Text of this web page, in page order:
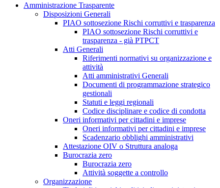
Amministrazione Trasparente
Disposizioni Generali
PIAO sottosezione Rischi corruttivi e trasparenza
PIAO sottosezione Rischi corruttivi e
trasparenza - già PTPCT
Atti Generali
Riferimenti normativi su organizzazione e
attività
Atti amministrativi Generali
Documenti di programmazione strategico
gestionali
Statuti e leggi regionali
Codice disciplinare e codice di condotta
Oneri informativi per cittadini e imprese
Oneri informativi per cittadini e imprese
Scadenzario obblighi amministrativi
Attestazione OIV o Struttura analoga
Burocrazia zero
Burocrazia zero
Attività soggette a controllo
Organizzazione